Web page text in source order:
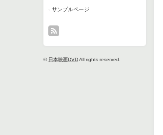
サンプルページ
© 日本映画DVDAll rights reserved.